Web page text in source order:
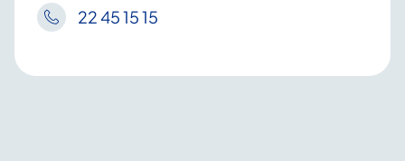
22 45 15 15